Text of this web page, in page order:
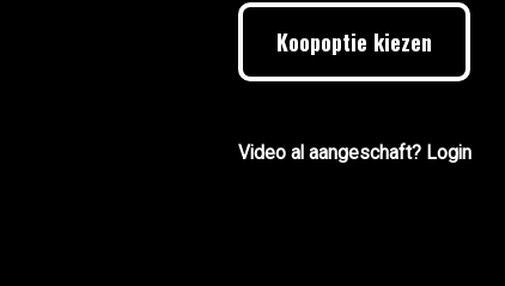
Koopoptie kiezen
Video al aangeschaft? Login